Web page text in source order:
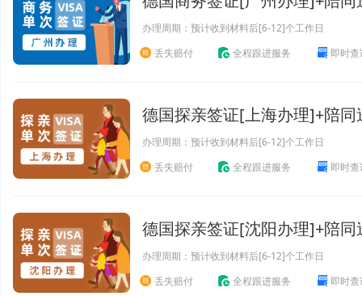
办理周期：预计收到材料后[6-12]个工作日
丢失赔付
全程跟进服务 即时查
德国探亲签证[上海办理]+陪同
办理周期：预计收到材料后[6-12]个工作日
丢失赔付
全程跟进服务 即时查
德国探亲签证[沈阳办理]+陪同
办理周期：预计收到材料后[6-12]个工作日
丢失赔付
全程跟进服务 即时查